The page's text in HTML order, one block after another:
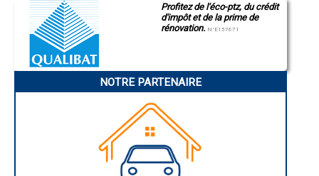
- Entreprise de rénovation immobilière à Randens
- Entreprise de rénovation immobilière à Fourneaux
- Entreprise de rénovation immobilière à Ruffieux
- Entreprise de rénovation immobilière à Arbin
Gap
Nice
Annonay
Charleville-Mézières
Troyes
Narbonne
Marseille
Profitez de l'éco-ptz, du crédit
d'impôt et de la prime de
rénovation. N°E157671
NOTRE PARTENAIRE